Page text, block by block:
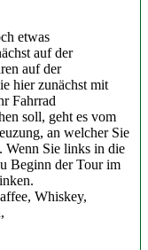
etwas
auf der
auf der
hier zunächst mit
Fahrrad
soll, geht es vom
an welcher Sie
Wenn Sie links in die
Beginn der Tour im
Whiskey,